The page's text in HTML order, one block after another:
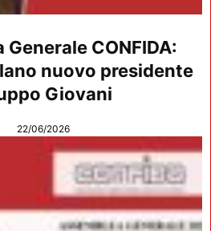
Generale CONFIDA:
nuovo presidente
Giovani
22/06/2026